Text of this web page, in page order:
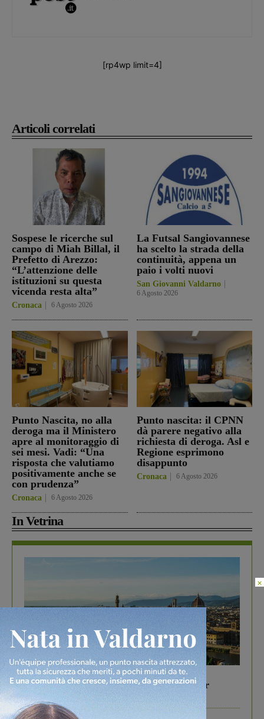
Articoli correlati
Sospese le ricerche sul
campo di Miah Billal, il
Prefetto di Arezzo:
“L’attenzione delle
istituzioni su questa
vicenda resta alta”
Cronaca 6 Agosto 2026
La Futsal Sangiovannese
ha scelto la strada della
continuità, appena un
paio i volti nuovi
San Giovanni Valdarno
6 Agosto 2026
Punto Nascita, no alla
deroga ma il Ministero
apre al monitoraggio di
sei mesi. Vadi: “Una
risposta che valutiamo
positivamente anche se
con prudenza”
Cronaca 6 Agosto 2026
Punto nascita: il CPNN
dà parere negativo alla
richiesta di deroga. Asl e
Regione esprimono
disappunto
Cronaca 6 Agosto 2026
In Vetrina
In vetrina 6 Agosto 2026
Gita di famiglia a Firenze: 5 idee per far
divertire i tuoi figli
[rp4wp limit=4]
×